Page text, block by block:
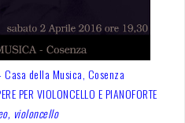
della Musica, Cosenza
PER VIOLONCELLO E PIANOFORTE
violoncello